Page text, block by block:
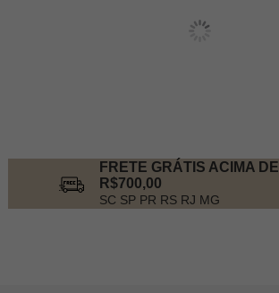
FRETE GRÁTIS ACIMA DE
R$700,00
SC SP PR RS RJ MG